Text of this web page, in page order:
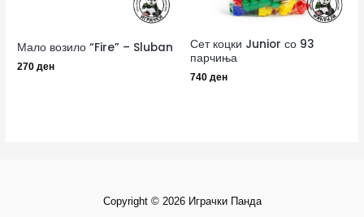
Мало возило “Fire” – Sluban
270ден
Сет коцки Junior со 93
парчиња
740 ден
Copyright © 2026 Играчки Панда